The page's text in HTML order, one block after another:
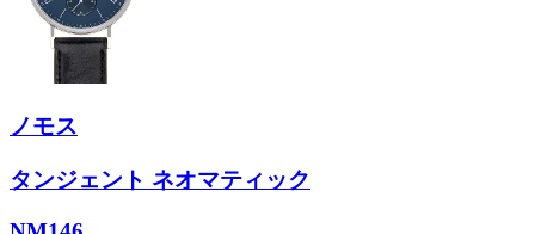
ノモス
タンジェント ネオマティック